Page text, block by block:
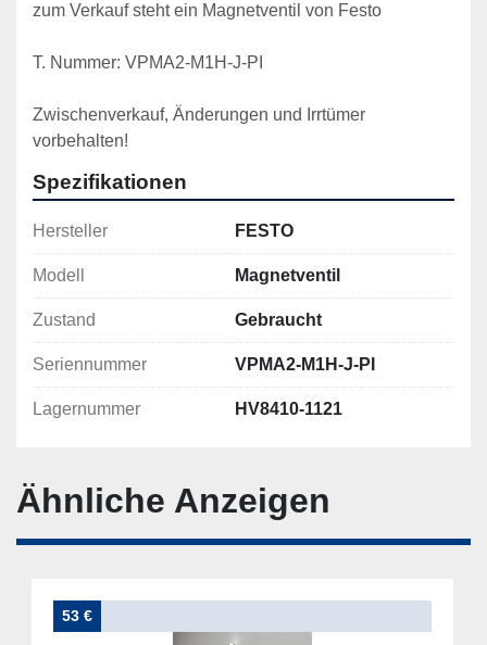
zum Verkauf steht ein Magnetventil von Festo
T. Nummer: VPMA2-M1H-J-PI
Zwischenverkauf, Änderungen und Irrtümer
vorbehalten!
Spezifikationen
Hersteller FESTO
Modell Magnetventil
Zustand Gebraucht
Seriennummer VPMA2-M1H-J-PI
Lagernummer HV8410-1121
Ähnliche Anzeigen
53 €